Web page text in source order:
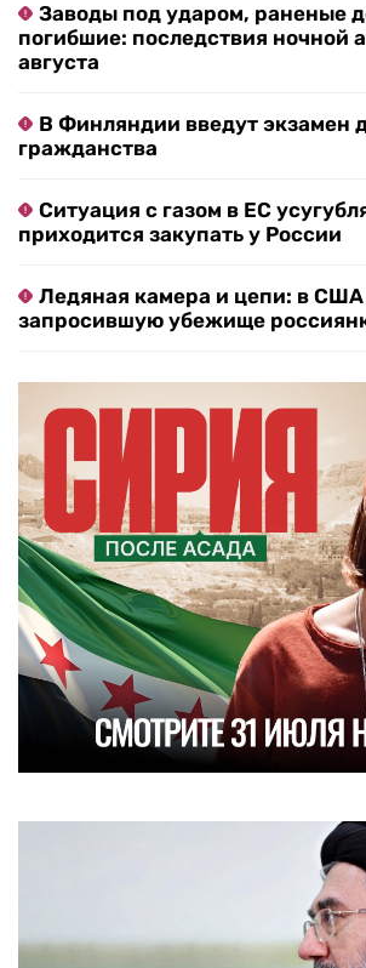
Заводы под ударом, раненые
погибшие: последствия ночной
августа
В Финляндии введут экзамен
гражданства
Ситуация с газом в ЕС
приходится закупать у России
Ледяная камера и цепи: в
запросившую убежище